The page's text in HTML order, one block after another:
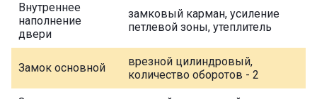
Внутреннее
наполнение
двери
замковый карман, усиление
петлевой зоны, утеплитель
Замок основной
врезной цилиндровый,
количество оборотов - 2